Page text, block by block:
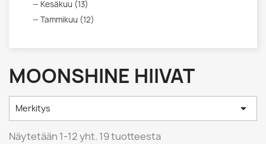
Kesäkuu (13)
Tammikuu (12)
MOONSHINE HIIVAT
Merkitys 
Näytetään 1-12 yht. 19 tuotteesta